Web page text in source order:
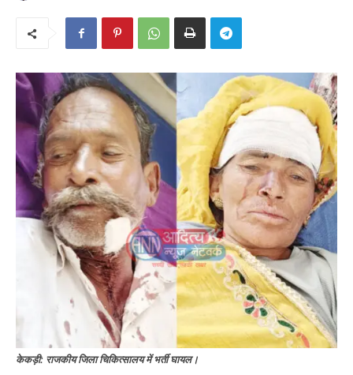
केकड़ी: राजकीय जिला चिकित्सालय में भर्ती घायल।